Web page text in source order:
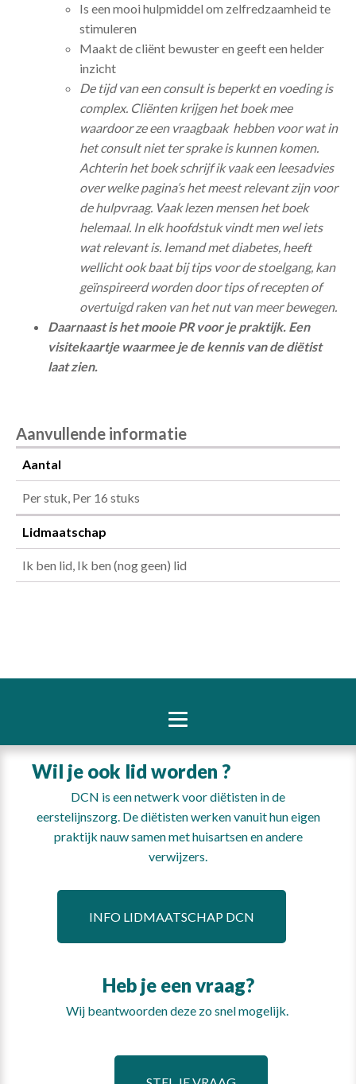
Is een mooi hulpmiddel om zelfredzaamheid te
stimuleren
Maakt de cliënt bewuster en geeft een helder
inzicht
De tijd van een consult is beperkt en voeding is
complex. Cliënten krijgen het boek mee
waardoor ze een vraagbaak hebben voor wat in
het consult niet ter sprake is kunnen komen.
Achterin het boek schrijf ik vaak een leesadvies
over welke pagina’s het meest relevant zijn voor
de hulpvraag. Vaak lezen mensen het boek
helemaal. In elk hoofdstuk vindt men wel iets
wat relevant is. Iemand met diabetes, heeft
wellicht ook baat bij tips voor de stoelgang, kan
geïnspireerd worden door tips of recepten of
overtuigd raken van het nut van meer bewegen.
Daarnaast is het mooie PR voor je praktijk. Een
visitekaartje waarmee je de kennis van de diëtist
laat zien.
Aanvullende informatie
Aantal
Per stuk, Per 16 stuks
Lidmaatschap
Ik ben lid, Ik ben (nog geen) lid
Wil je ook lid worden ?
DCN is een netwerk voor diëtisten in de
eerstelijnszorg. De diëtisten werken vanuit hun eigen
praktijk nauw samen met huisartsen en andere
verwijzers.
INFO LIDMAATSCHAP DCN
Heb je een vraag?
Wij beantwoorden deze zo snel mogelijk.